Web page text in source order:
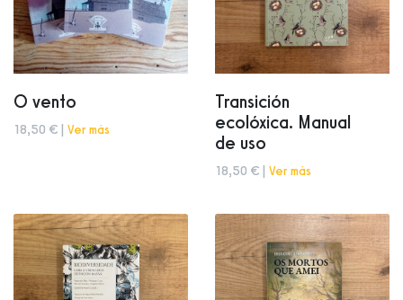
O vento
18,50 € | Ver más
Transición
ecolóxica. Manual
de uso
18,50 € | Ver más